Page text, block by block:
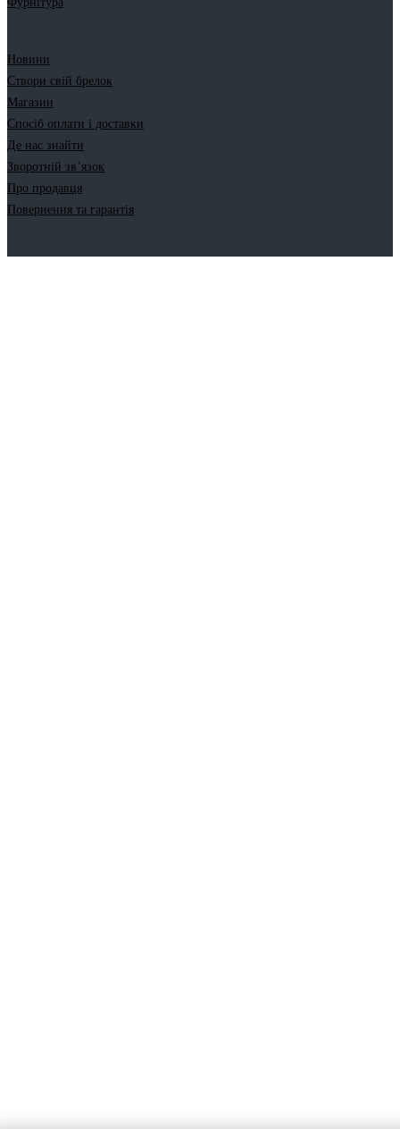
Новини
Створи свій брелок
Магазин
Спосіб оплати і доставки
Де нас знайти
Зворотній зв’язок
Про продавця
Повернення та гарантія